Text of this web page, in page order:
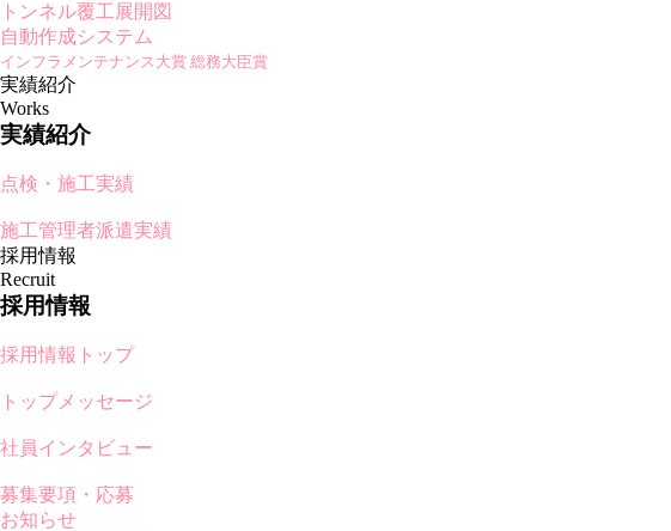
トンネル覆工展開図
自動作成システム
インフラメンテナンス大賞 総務大臣賞
実績紹介
Works
実績紹介
点検・施工実績
施工管理者派遣実績
採用情報
Recruit
採用情報
採用情報トップ
トップメッセージ
社員インタビュー
募集要項・応募
お知らせ